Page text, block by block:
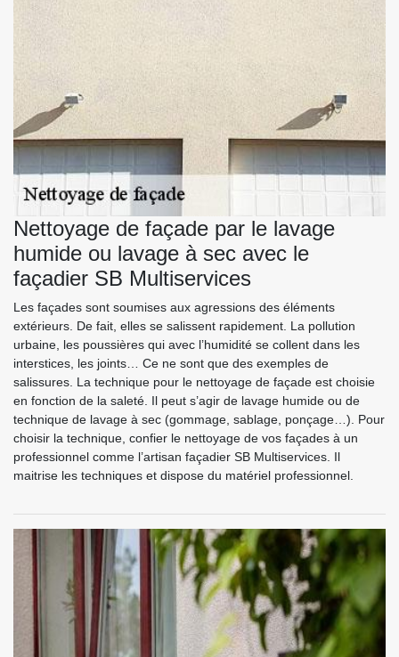
Nettoyage de façade par le lavage
humide ou lavage à sec avec le
façadier SB Multiservices
Les façades sont soumises aux agressions des éléments
extérieurs. De fait, elles se salissent rapidement. La pollution
urbaine, les poussières qui avec l’humidité se collent dans les
interstices, les joints… Ce ne sont que des exemples de
salissures. La technique pour le nettoyage de façade est choisie
en fonction de la saleté. Il peut s’agir de lavage humide ou de
technique de lavage à sec (gommage, sablage, ponçage…). Pour
choisir la technique, confier le nettoyage de vos façades à un
professionnel comme l’artisan façadier SB Multiservices. Il
maitrise les techniques et dispose du matériel professionnel.